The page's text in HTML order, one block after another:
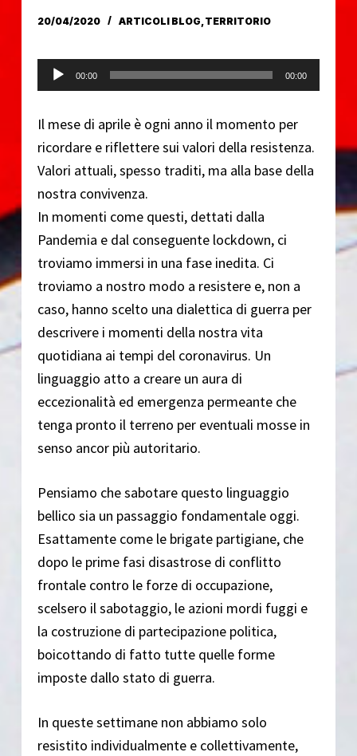
20/04/2020 ARTICOLI BLOG,TERRITORIO
Audio Player
00:00 00:00
Il mese di aprile è ogni anno il momento per
ricordare e riflettere sui valori della resistenza.
Valori attuali, spesso traditi, ma alla base della
nostra convivenza.
In momenti come questi, dettati dalla
Pandemia e dal conseguente lockdown, ci
troviamo immersi in una fase inedita. Ci
troviamo a nostro modo a resistere e, non a
caso, hanno scelto una dialettica di guerra per
descrivere i momenti della nostra vita
quotidiana ai tempi del coronavirus. Un
linguaggio atto a creare un aura di
eccezionalità ed emergenza permeante che
tenga pronto il terreno per eventuali mosse in
senso ancor più autoritario.
Pensiamo che sabotare questo linguaggio
bellico sia un passaggio fondamentale oggi.
Esattamente come le brigate partigiane, che
dopo le prime fasi disastrose di conflitto
frontale contro le forze di occupazione,
scelsero il sabotaggio, le azioni mordi fuggi e
la costruzione di partecipazione politica,
boicottando di fatto tutte quelle forme
imposte dallo stato di guerra.
In queste settimane non abbiamo solo
resistito individualmente e collettivamente,